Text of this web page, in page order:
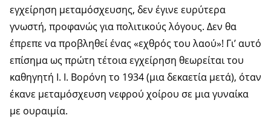
εγχείρηση μεταμόσχευσης, δεν έγινε ευρύτερα
γνωστή, προφανώς για πολιτικούς λόγους. Δεν θα
έπρεπε να προβληθεί ένας «εχθρός του λαού»! Γι’ αυτό
επίσημα ως πρώτη τέτοια εγχείρηση θεωρείται του
καθηγητή Ι. Ι. Βορόνη το 1934 (μια δεκαετία μετά), όταν
έκανε μεταμόσχευση νεφρού χοίρου σε μια γυναίκα
με ουραιμία.